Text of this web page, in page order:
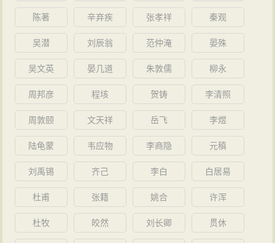
陈著 辛弃疾 张孝祥 秦观
吴潜 刘辰翁 范仲淹 晏殊
吴文英 晏几道 朱敦儒 柳永
周邦彦 程垓 贺铸 李清照
周敦颐 文天祥 岳飞 李煜
陆龟蒙 韦应物 李商隐 元稹
刘禹锡 齐己 李白 白居易
杜甫 张籍 姚合 许浑
杜牧 皎然 刘长卿 贯休